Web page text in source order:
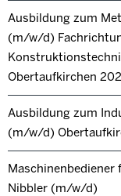
Ausbildung zum
(m/w/d)
Obertaufkirchen
Ausbildung zum
(m/w/d)
Maschinenbediener
Nibbler (m/w/d)